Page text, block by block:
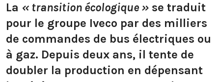
La « transition écologique » se traduit
pour le groupe Iveco par des milliers
de commandes de bus électriques ou
à gaz. Depuis deux ans, il tente de
doubler la production en dépensant